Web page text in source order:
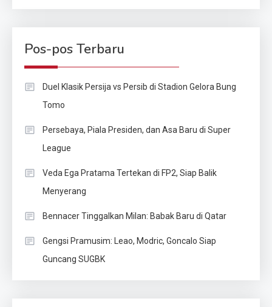
Pos-pos Terbaru
Duel Klasik Persija vs Persib di Stadion Gelora Bung
Tomo
Persebaya, Piala Presiden, dan Asa Baru di Super
League
Veda Ega Pratama Tertekan di FP2, Siap Balik
Menyerang
Bennacer Tinggalkan Milan: Babak Baru di Qatar
Gengsi Pramusim: Leao, Modric, Goncalo Siap
Guncang SUGBK